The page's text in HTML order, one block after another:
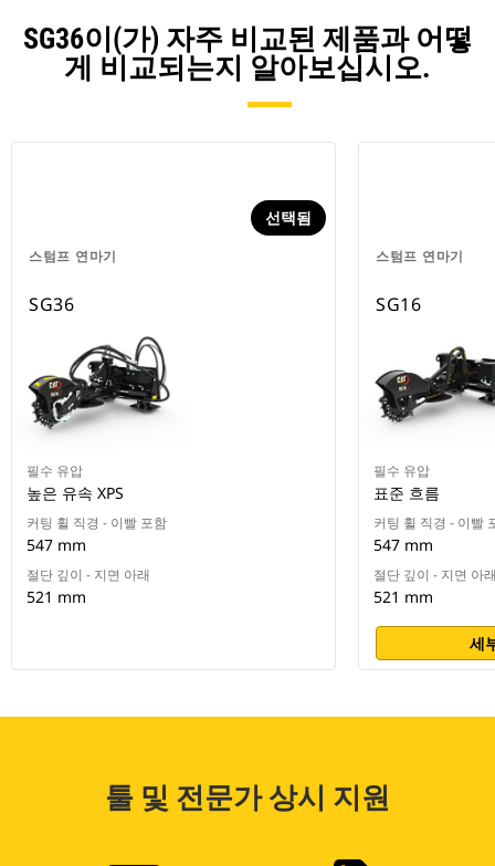
SG36이(가) 자주 비교된 제품과 어떻
게 비교되는지 알아보십시오.
스텀프 연마기
선택됨
SG36
필수 유압
높은 유속 XPS
커팅 휠 직경 - 이빨 포함
547 mm
절단 깊이 - 지면 아래
521 mm
스텀프 연마기
SG16
필수 유압
표준 흐름
커팅 휠 직경 - 이빨
547 mm
절단 깊이 - 지면 아
521 mm
세
툴 및 전문가 상시 지원